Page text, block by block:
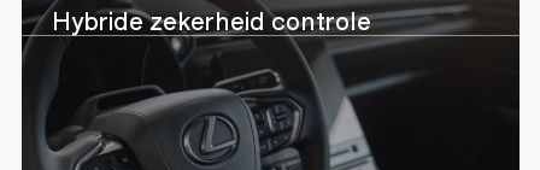
Hybride zekerheid controle